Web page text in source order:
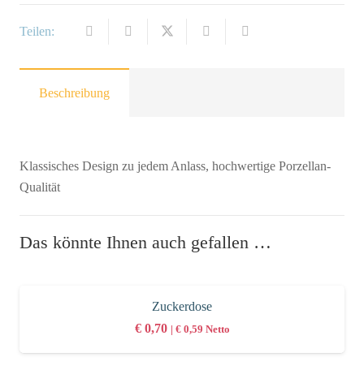
Teilen:
Beschreibung
Klassisches Design zu jedem Anlass, hochwertige Porzellan-
Qualität
Das könnte Ihnen auch gefallen …
Zuckerdose
€0,70 | €0,59 Netto